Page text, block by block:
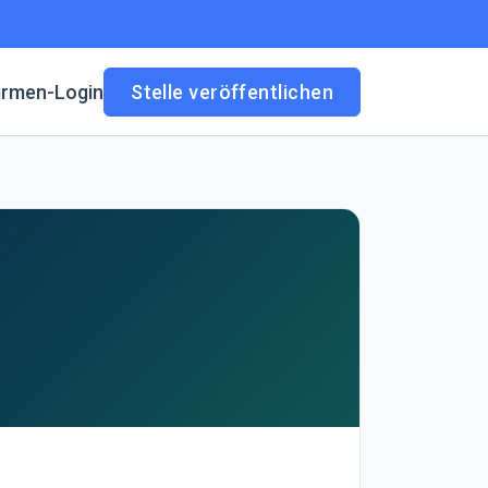
Login Stelle veröffentlichen